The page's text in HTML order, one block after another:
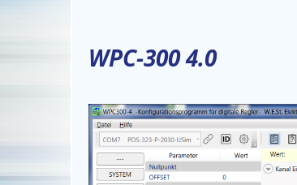
WPC-300 4.0